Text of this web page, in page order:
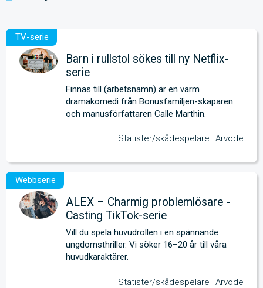
Barn i rullstol sökes till ny Netflix-
serie
Finnas till (arbetsnamn) är en varm
dramakomedi från Bonusfamiljen-skaparen
Statister/skådespelare Arvode
ALEX – Charmig problemlösare -
Casting TikTok-serie
Vill du spela huvudrollen i en spännande
ungdomsthriller. Vi söker 16–20 år till våra
huvudkaraktärer.
Statister/skådespelare Arvode